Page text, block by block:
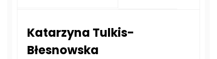
Katarzyna Tulkis-
Błesnowska